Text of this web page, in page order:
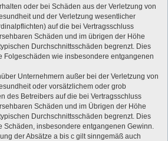
oder bei Schäden aus der Verletzung von
und der Verletzung wesentlicher
auf die bei Vertragsschluss
Schäden und im übrigen der Höhe
Durchschnittsschäden begrenzt. Dies
Folgeschäden wie insbesondere entgangenen
Unternehmern außer bei der Verletzung von
oder vorsätzlichem oder grob
des Betreibers auf die bei Vertragsschluss
Schäden und im Übrigen der Höhe
Durchschnittsschäden begrenzt. Dies
Schäden, insbesondere entgangenen Gewinn.
der Absätze a bis c gilt sinngemäß auch